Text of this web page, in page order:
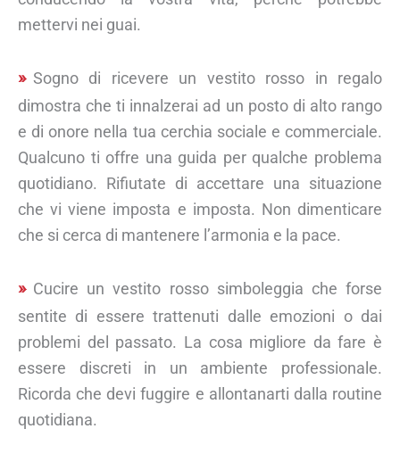
mettervi nei guai.
Sogno di ricevere un vestito rosso in regalo
dimostra che ti innalzerai ad un posto di alto rango
e di onore nella tua cerchia sociale e commerciale.
Qualcuno ti offre una guida per qualche problema
quotidiano. Rifiutate di accettare una situazione
che vi viene imposta e imposta. Non dimenticare
che si cerca di mantenere l’armonia e la pace.
Cucire un vestito rosso simboleggia che forse
sentite di essere trattenuti dalle emozioni o dai
problemi del passato. La cosa migliore da fare è
essere discreti in un ambiente professionale.
Ricorda che devi fuggire e allontanarti dalla routine
quotidiana.